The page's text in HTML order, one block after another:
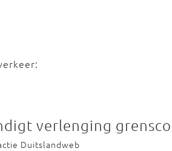
verlenging
Duitslandweb